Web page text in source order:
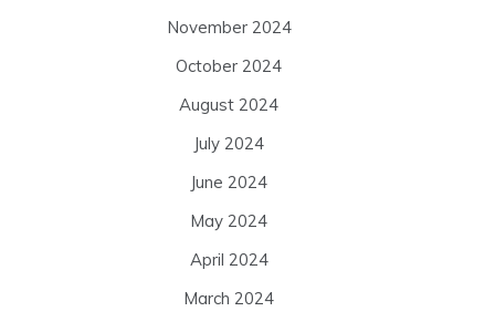
November 2024
October 2024
August 2024
July 2024
June 2024
May 2024
April 2024
March 2024